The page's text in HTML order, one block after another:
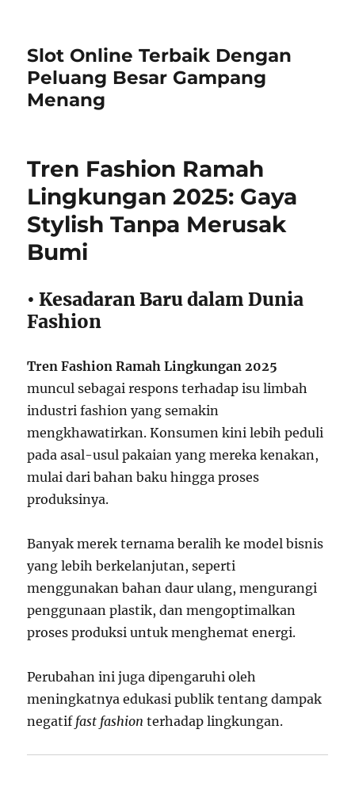
Slot Online Terbaik Dengan
Peluang Besar Gampang
Menang
Tren Fashion Ramah
Lingkungan 2025: Gaya
Stylish Tanpa Merusak
Bumi
• Kesadaran Baru dalam Dunia
Fashion
Tren Fashion Ramah Lingkungan 2025
muncul sebagai respons terhadap isu limbah
industri fashion yang semakin
mengkhawatirkan. Konsumen kini lebih peduli
pada asal-usul pakaian yang mereka kenakan,
mulai dari bahan baku hingga proses
produksinya.
Banyak merek ternama beralih ke model bisnis
yang lebih berkelanjutan, seperti
menggunakan bahan daur ulang, mengurangi
penggunaan plastik, dan mengoptimalkan
proses produksi untuk menghemat energi.
Perubahan ini juga dipengaruhi oleh
meningkatnya edukasi publik tentang dampak
negatif fast fashion terhadap lingkungan.